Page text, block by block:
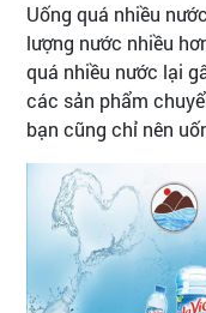
Uống quá nhiều
lượng nước nhiều
quá nhiều nước lại
các sản phẩm
bạn cũng chỉ nên